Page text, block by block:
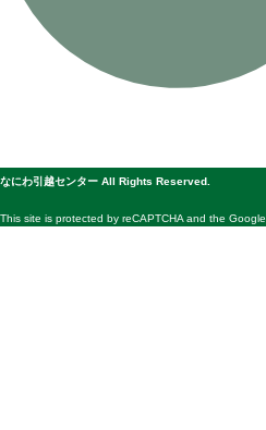
なにわ引越センター All Rights Reserved.
This site is protected by reCAPTCHA and the Google